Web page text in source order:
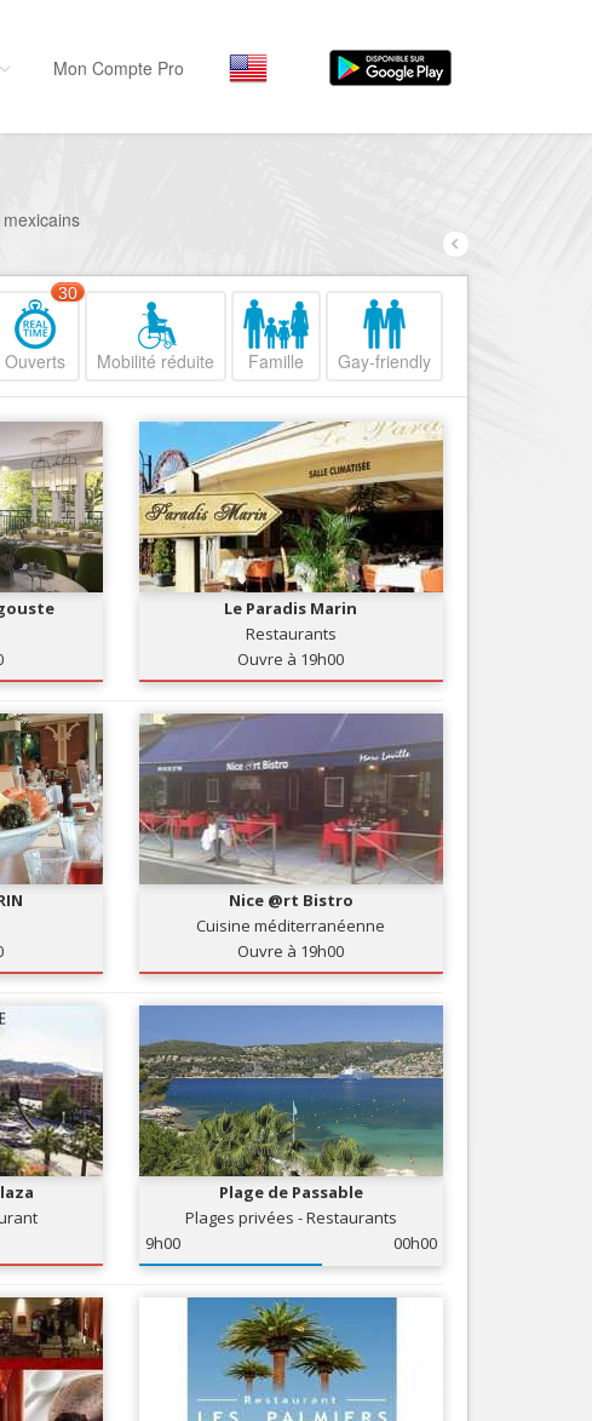
Musées, ...
Sortir
Commerces
Mode, ...
Loisirs
Plages, sports, ...
Services
Tourisme, ...
Nice Promenade du
Nice le Port
Nice le Vieux Nice
Nice les Collines Niçoises
Nice le petit Marais Niçois
Nice le Carré d’Or
Mon Compte Pro
Ouverts
30
Mobilité réduite Famille Gay-friendly
Le Paradis Marin
Restaurants
Ouvre à 19h00
Nice @rt Bistro
Cuisine méditerranéenne
Ouvre à 19h00
Plage de Passable
Plages privées - Restaurants
9h00
00h00